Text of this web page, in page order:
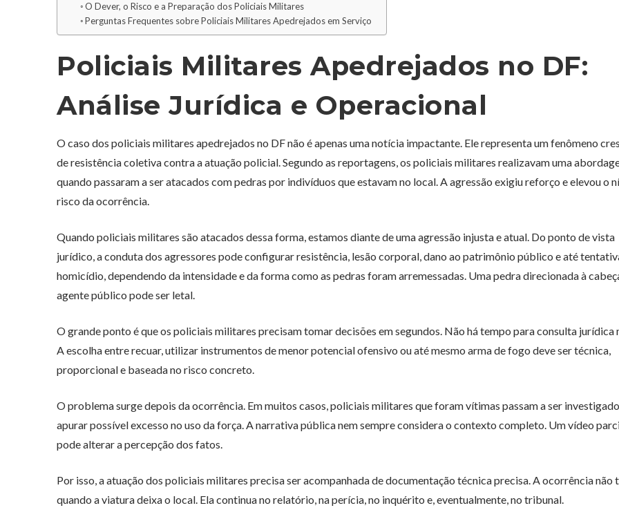
O Dever, o Risco e a Preparação dos Policiais Militares
Perguntas Frequentes sobre Policiais Militares Apedrejados em Serviço
Policiais Militares Apedrejados no DF:
Análise Jurídica e Operacional
O caso dos policiais militares apedrejados no DF não é apenas uma notícia impactante. Ele representa um fenômeno
de resistência coletiva contra a atuação policial. Segundo as reportagens, os policiais militares realizavam uma
quando passaram a ser atacados com pedras por indivíduos que estavam no local. A agressão exigiu reforço e elevou o
risco da ocorrência.
Quando policiais militares são atacados dessa forma, estamos diante de uma agressão injusta e atual. Do ponto de vista
jurídico, a conduta dos agressores pode configurar resistência, lesão corporal, dano ao patrimônio público e até
homicídio, dependendo da intensidade e da forma como as pedras foram arremessadas. Uma pedra direcionada à
agente público pode ser letal.
O grande ponto é que os policiais militares precisam tomar decisões em segundos. Não há tempo para consulta jurídica
A escolha entre recuar, utilizar instrumentos de menor potencial ofensivo ou até mesmo arma de fogo deve ser técnica,
proporcional e baseada no risco concreto.
O problema surge depois da ocorrência. Em muitos casos, policiais militares que foram vítimas passam a ser
apurar possível excesso no uso da força. A narrativa pública nem sempre considera o contexto completo. Um vídeo
pode alterar a percepção dos fatos.
Por isso, a atuação dos policiais militares precisa ser acompanhada de documentação técnica precisa. A ocorrência não
quando a viatura deixa o local. Ela continua no relatório, na perícia, no inquérito e, eventualmente, no tribunal.